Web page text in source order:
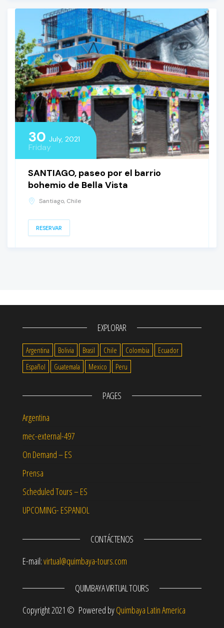
30 July, 2021
Friday
SANTIAGO, paseo por el barrio
bohemio de Bella Vista
Santiago, Chile
RESERVAR
EXPLORAR
Argentina Bolivia Brasil Chile Colombia
Ecuador
Español
Guatemala Mexico Peru
PAGES
Argentina
mec-external-497
On Demand – ES
Prensa
Scheduled Tours – ES
UPCOMING- ESPANIOL
CONTÁCTENOS
E-mail:virtual@quimbaya-tours.com
QUIMBAYA VIRTUAL TOURS
Copyright 2021 © Powered byQuimbaya Latin America